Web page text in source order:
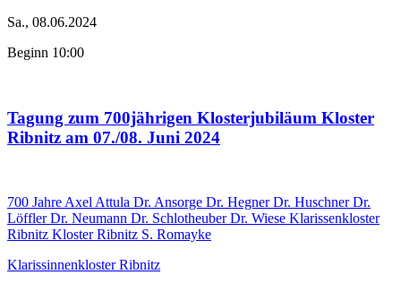
Sa., 08.06.2024
Beginn 10:00
Tagung zum 700jährigen Klosterjubiläum Kloster
Ribnitz am 07./08. Juni 2024
700 Jahre Axel Attula Dr. Ansorge Dr. HegnerDr. HuschnerDr.
LöfflerDr. Neumann Dr. SchlotheuberDr. Wiese Klarissenkloster
Ribnitz Kloster Ribnitz S. Romayke
Klarissinnenkloster Ribnitz